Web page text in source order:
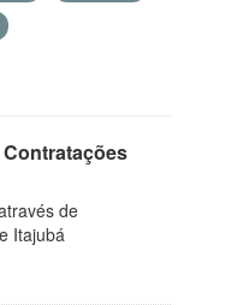
de
Itajubá